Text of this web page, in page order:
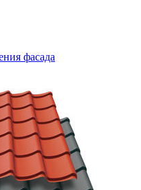
фасада